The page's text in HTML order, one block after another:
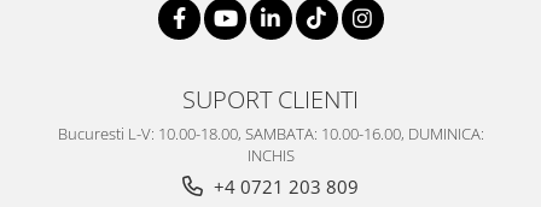
SUPORT CLIENTI
Bucuresti L-V: 10.00-18.00, SAMBATA: 10.00-16.00, DUMINICA:
INCHIS
+4 0721 203 809